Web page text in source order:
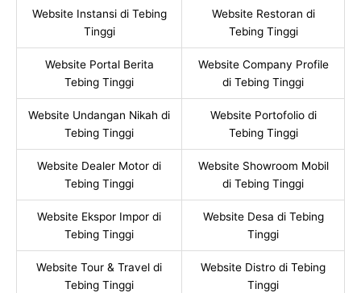
Website Instansi di Tebing
Tinggi
Website Restoran di
Tebing Tinggi
Website Portal Berita
Tebing Tinggi
Website Company Profile
di Tebing Tinggi
Website Undangan Nikah di
Tebing Tinggi
Website Portofolio di
Tebing Tinggi
Website Dealer Motor di
Tebing Tinggi
Website Showroom Mobil
di Tebing Tinggi
Website Ekspor Impor di
Tebing Tinggi
Website Desa di Tebing
Tinggi
Website Tour & Travel di
Tebing Tinggi
Website Distro di Tebing
Tinggi